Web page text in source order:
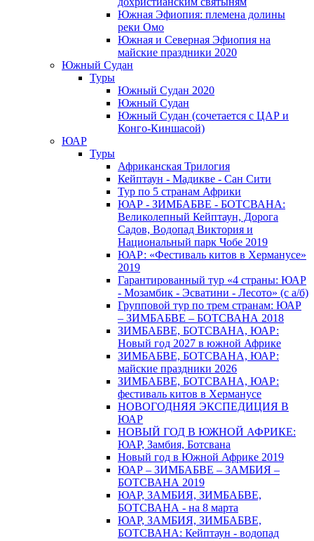
Южная Эфиопия: племена долины
реки Омо
Южная и Северная Эфиопия на
майские праздники 2020
Южный Судан
Туры
Южный Cудан 2020
Южный Cудан
Южный Судан (сочетается с ЦАР и
Конго-Киншасой)
ЮАР
Туры
Африканская Трилогия
Кейптаун - Мадикве - Сан Сити
Тур по 5 странам Африки
ЮАР - ЗИМБАБВЕ - БОТСВАНА:
Великолепный Кейптаун, Дорога
Садов, Водопад Виктория и
Национальный парк Чобе 2019
ЮАР: «Фестиваль китов в Херманусе»
2019
Гарантированный тур «4 страны: ЮАР
- Мозамбик - Эсватини - Лесото» (с а/б)
Групповой тур по трем странам: ЮАР
– ЗИМБАБВЕ – БОТСВАНА 2018
ЗИМБАБВЕ, БОТСВАНА, ЮАР:
Новый год 2027 в южной Африке
ЗИМБАБВЕ, БОТСВАНА, ЮАР:
майские праздники 2026
ЗИМБАБВЕ, БОТСВАНА, ЮАР:
фестиваль китов в Херманусе
НОВОГОДНЯЯ ЭКСПЕДИЦИЯ В
ЮАР
НОВЫЙ ГОД В ЮЖНОЙ АФРИКЕ:
ЮАР, Замбия, Ботсвана
Новый год в Южной Африке 2019
ЮАР – ЗИМБАБВЕ – ЗАМБИЯ –
БОТСВАНА 2019
ЮАР, ЗАМБИЯ, ЗИМБАБВЕ,
БОТСВАНА - на 8 марта
ЮАР, ЗАМБИЯ, ЗИМБАБВЕ,
БОТСВАНА: Кейптаун - водопад